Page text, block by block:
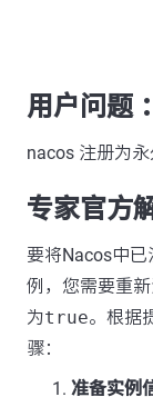
用户问题 ：
nacos 注册为
专家官方
要将Nacos中
例，您需要重
为true。根据
骤：
准备实例